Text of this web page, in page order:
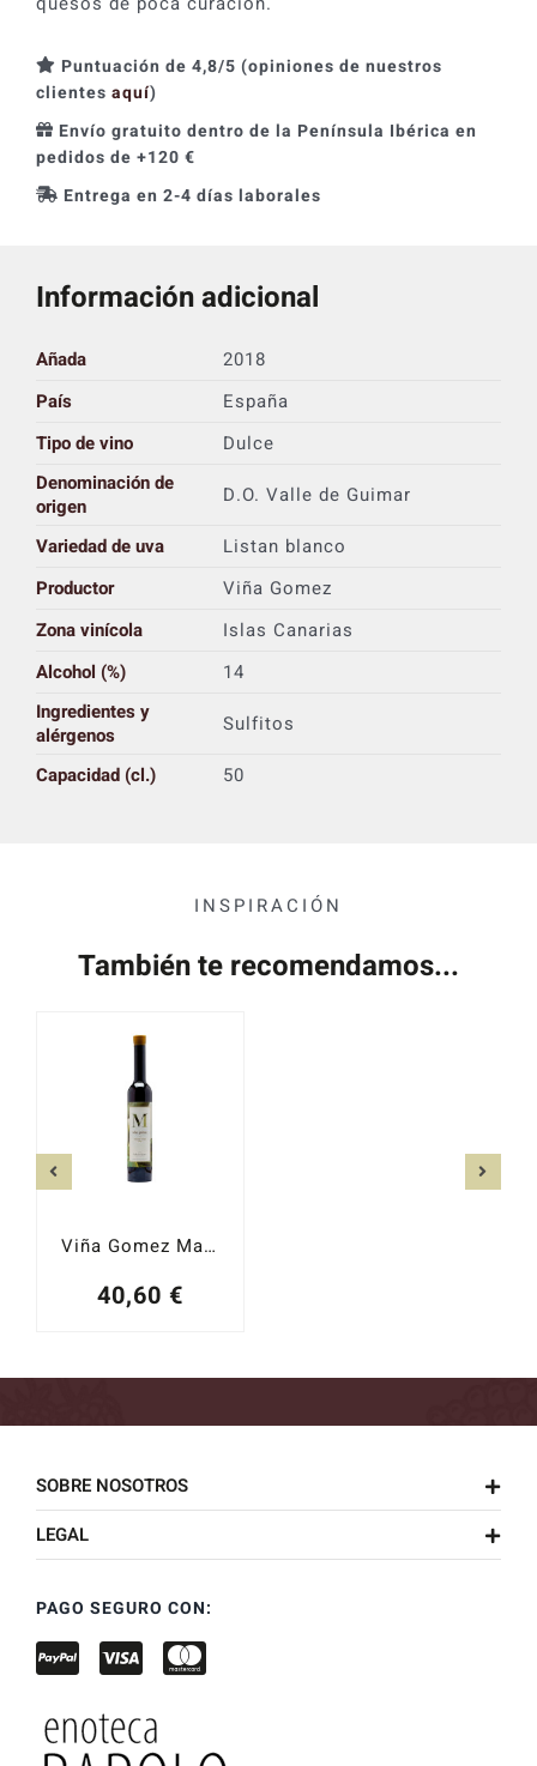
Puntuación de 4,8/5 (opiniones de nuestros
clientes aquí)
Envío gratuito dentro de la Península Ibérica en
pedidos de +120 €
Entrega en 2-4 días laborales
Información adicional
Añada
2018
País
España
Tipo de vino
Dulce
Denominación de
origen
D.O. Valle de Guimar
Variedad de uva
Listan blanco
Productor
Viña Gomez
Zona vinícola
Islas Canarias
Alcohol (%)
14
Ingredientes y
alérgenos
Sulfitos
Capacidad (cl.)
50
INSPIRACIÓN
También te recomendamos...
Viña Gomez Malvasía Rosado 2019
40,60 €
SOBRE NOSOTROS
LEGAL
PAGO SEGURO CON: